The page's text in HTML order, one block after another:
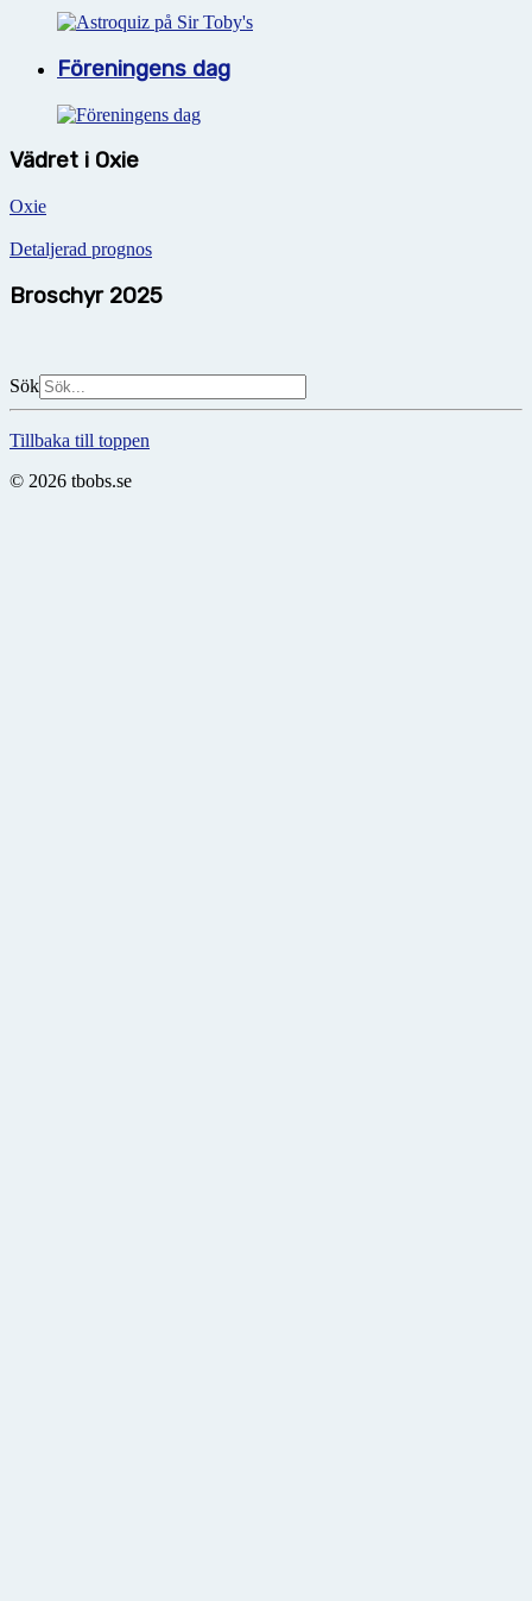
Föreningens dag
Vädret i Oxie
Oxie
Detaljerad prognos
Broschyr 2025
Sök
Tillbaka till toppen
© 2026 tbobs.se